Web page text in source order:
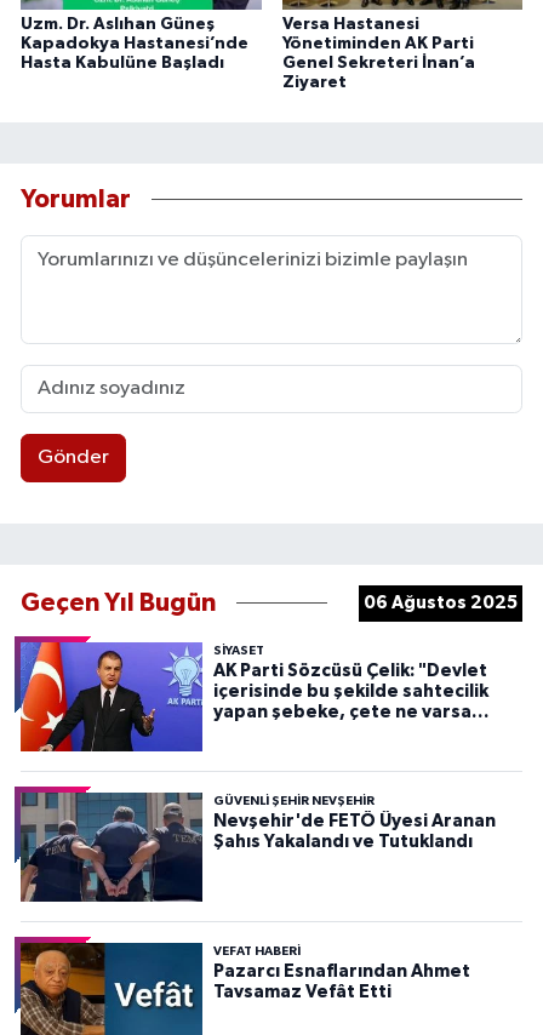
Uzm. Dr. Aslıhan Güneş
Kapadokya Hastanesi’nde
Hasta Kabulüne Başladı
Versa Hastanesi
Yönetiminden AK Parti
Genel Sekreteri İnan’a
Ziyaret
Yorumlar
Gönder
Geçen Yıl Bugün 06 Ağustos 2025
SIYASET
AK Parti Sözcüsü Çelik: "Devlet
içerisinde bu şekilde sahtecilik
yapan şebeke, çete ne varsa
GÜVENLI ŞEHIR NEVŞEHIR
Nevşehir'de FETÖ Üyesi Aranan
Şahıs Yakalandı ve Tutuklandı
VEFAT HABERI
Pazarcı Esnaflarından Ahmet
Tavsamaz Vefât Etti